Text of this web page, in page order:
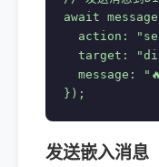
await
action:
target:
message: "🔥
});
发送嵌入消息